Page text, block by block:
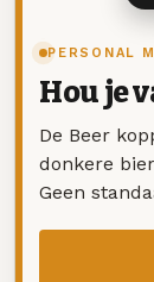
PERSONAL
Hou je
De Beer
donkere
Geen